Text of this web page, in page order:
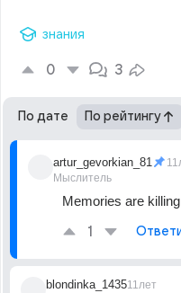
знания
0 3
По дате По рейтингу
artur_gevorkian_81
Мыслитель
Memories are
1
blondinka_143511лет